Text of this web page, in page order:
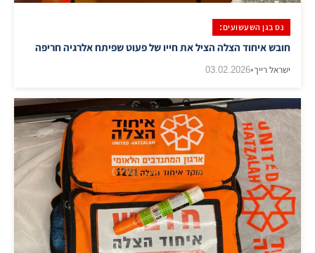
נס בגן השעשועים:
חובש איחוד הצלה הציל את חייו של פעוט שפיתח אלרגיה חריפה
ישראל רייך•
03.02.2026